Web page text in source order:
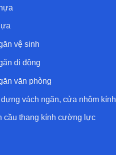
vệ sinh
di động
văn phòng
dựng vách ngăn, cửa nhôm kính
cầu thang kính cường lực